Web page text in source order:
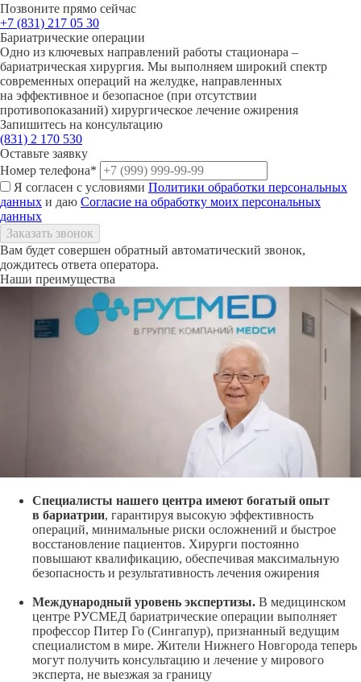
Позвоните прямо сейчас
+7 (831) 217 05 30
Бариатрические операции
Одно из ключевых направлений работы стационара –
бариатрическая хирургия. Мы выполняем широкий спектр
современных операций на желудке, направленных
на эффективное и безопасное (при отсутствии
противопоказаний) хирургическое лечение ожирения
Запишитесь на консультацию
(831) 2 170 530
Оставьте заявку
Номер телефона*
Я согласен с условиями Политики обработки персональных
данных и даю Согласие на обработку моих персональных
данных
Вам будет совершен обратный автоматический звонок,
дождитесь ответа оператора.
Наши преимущества
Специалисты нашего центра имеют богатый опыт
в бариатрии, гарантируя высокую эффективность
операций, минимальные риски осложнений и быстрое
восстановление пациентов. Хирурги постоянно
повышают квалификацию, обеспечивая максимальную
безопасность и результативность лечения ожирения
Международный уровень экспертизы. В медицинском
центре РУСМЕД бариатрические операции выполняет
профессор Питер Го (Сингапур), признанный ведущим
специалистом в мире. Жители Нижнего Новгорода теперь
могут получить консультацию и лечение у мирового
эксперта, не выезжая за границу